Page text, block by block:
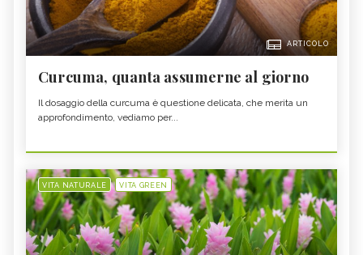
ARTICOLO
Curcuma, quanta assumerne al giorno
Il dosaggio della curcuma è questione delicata, che merita un
approfondimento, vediamo per...
VITA NATURALE VITA GREEN